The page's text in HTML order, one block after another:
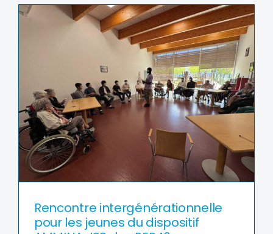
Rencontre intergénérationnelle
pour les jeunes du dispositif